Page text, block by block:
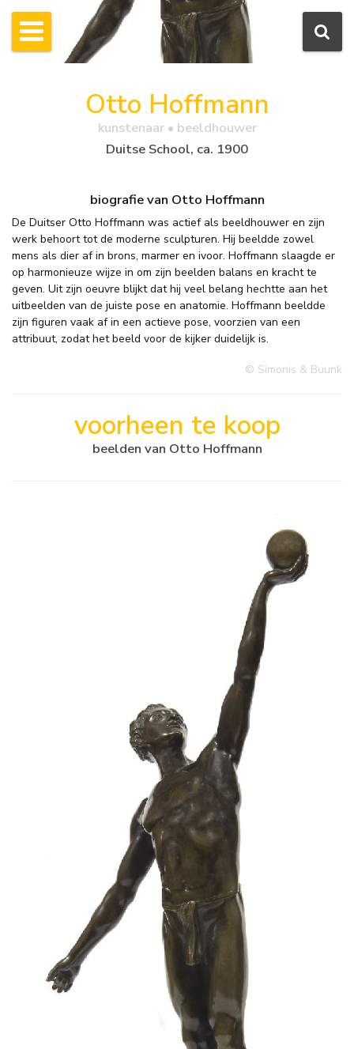
Otto Hoffmann
kunstenaar • beeldhouwer
Duitse School, ca. 1900
biografie van Otto Hoffmann
De Duitser Otto Hoffmann was actief als beeldhouwer en zijn
werk behoort tot de moderne sculpturen. Hij beeldde zowel
mens als dier af in brons, marmer en ivoor. Hoffmann slaagde er
op harmonieuze wijze in om zijn beelden balans en kracht te
geven. Uit zijn oeuvre blijkt dat hij veel belang hechtte aan het
uitbeelden van de juiste pose en anatomie. Hoffmann beeldde
zijn figuren vaak af in een actieve pose, voorzien van een
attribuut, zodat het beeld voor de kijker duidelijk is.
© Simonis & Buunk
voorheen te koop
beelden van Otto Hoffmann